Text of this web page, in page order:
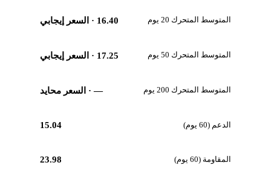
المتوسط المتحرك 20 يوم 16.40· السعر إيجابي
المتوسط المتحرك 50 يوم 17.25· السعر إيجابي
المتوسط المتحرك 200 يوم —· السعر محايد
الدعم (60 يوم) 15.04
المقاومة (60 يوم) 23.98